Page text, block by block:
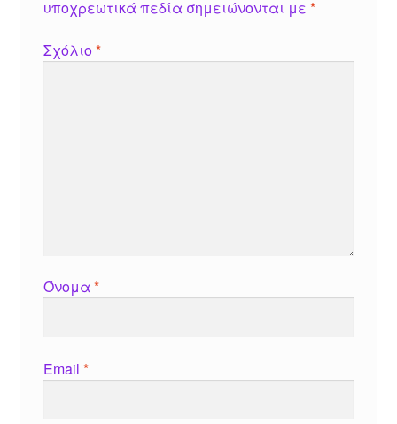
υποχρεωτικά πεδία σημειώνονται με *
Σχόλιο*
Όνομα *
Email *